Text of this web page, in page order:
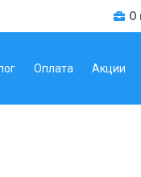
О
Оплата Акции